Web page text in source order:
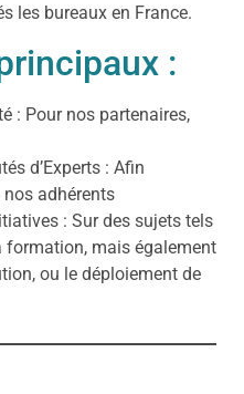
les bureaux en France.
:
: Pour nos partenaires,
d’Experts : Afin
nos adhérents
: Sur des sujets tels
formation, mais également
ou le déploiement de